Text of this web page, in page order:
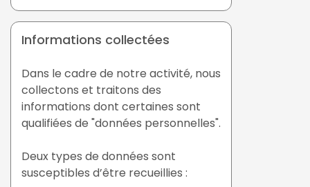
Informations collectées
Dans le cadre de notre activité, nous
collectons et traitons des
informations dont certaines sont
qualifiées de "données personnelles".
Deux types de données sont
susceptibles d’être recueillies :